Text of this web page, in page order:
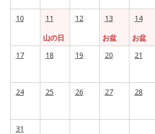
10
11
山の日
12
13
お盆
14
お盆
17
18 19 20 21
24 25 26 27 28
31